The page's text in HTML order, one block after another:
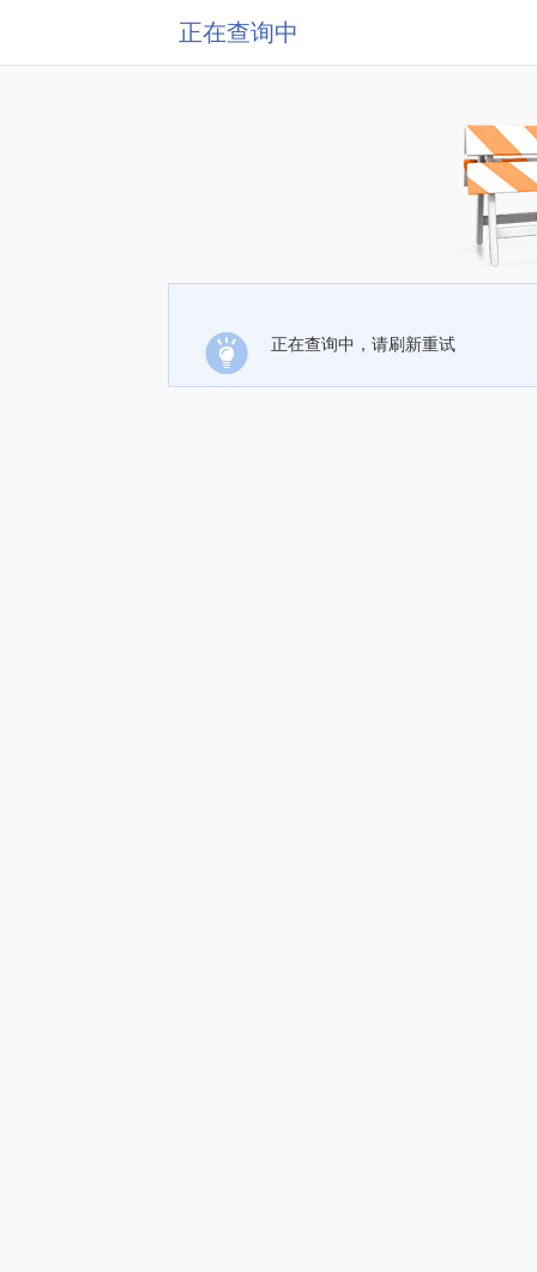
正在查询中
正在查询中，请刷新重试